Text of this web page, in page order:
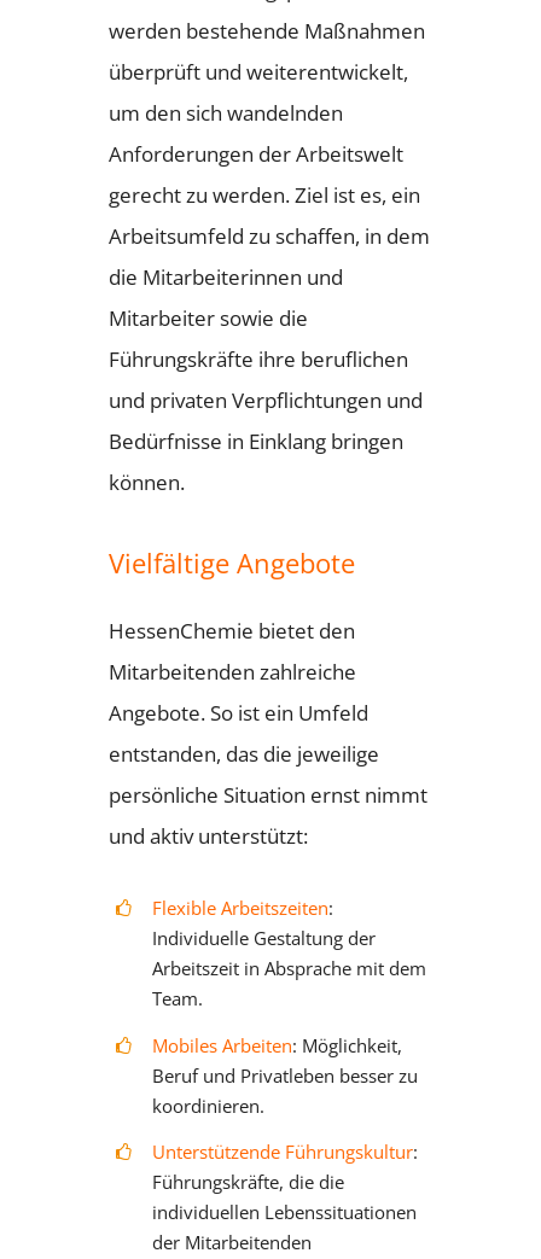
werden bestehende Maßnahmen
überprüft und weiterentwickelt,
um den sich wandelnden
Anforderungen der Arbeitswelt
gerecht zu werden. Ziel ist es, ein
Arbeitsumfeld zu schaffen, in dem
die Mitarbeiterinnen und
Mitarbeiter sowie die
Führungskräfte ihre beruflichen
und privaten Verpflichtungen und
Bedürfnisse in Einklang bringen
können.
Vielfältige Angebote
HessenChemie bietet den
Mitarbeitenden zahlreiche
Angebote. So ist ein Umfeld
entstanden, das die jeweilige
persönliche Situation ernst nimmt
und aktiv unterstützt:
Flexible Arbeitszeiten:
Individuelle Gestaltung der
Arbeitszeit in Absprache mit dem
Team.
Mobiles Arbeiten: Möglichkeit,
Beruf und Privatleben besser zu
koordinieren.
Unterstützende Führungskultur:
Führungskräfte, die die
individuellen Lebenssituationen
der Mitarbeitenden